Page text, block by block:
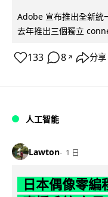
Adobe 宣布推出全新統
去年推出三個獨立
133 8 ↗ 分享
人工智能
Lawton 1 日
日本偶像零編